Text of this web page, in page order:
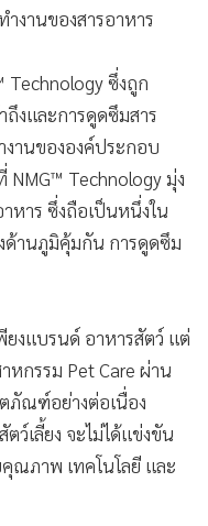
งานของสารอาหาร
Technology ซึ่งถูก
งและการดูดซึมสาร
านขององค์ประกอบ
NMG™ Technology มุ่ง
หาร ซึ่งถือเป็นหนึ่งใน
ด้านภูมิคุ้มกัน การดูดซึม
ยงแบรนด์ อาหารสัตว์ แต่
หกรรม Pet Care ผ่าน
ภัณฑ์อย่างต่อเนื่อง
ว์เลี้ยง จะไม่ได้แข่งขัน
ณภาพ เทคโนโลยี และ